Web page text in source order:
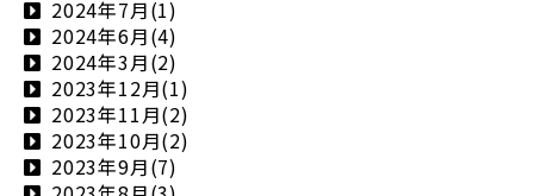
2024年7月(1)
2024年6月(4)
2024年3月(2)
2023年12月(1)
2023年11月(2)
2023年10月(2)
2023年9月(7)